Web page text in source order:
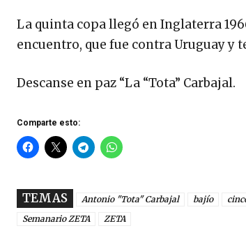
La quinta copa llegó en Inglaterra
encuentro, que fue contra Uruguay y
Descanse en paz “La “Tota” Carbajal.
Comparte esto:
TEMAS Antonio "Tota" Carbajal bajío
Semanario ZETA
ZETA